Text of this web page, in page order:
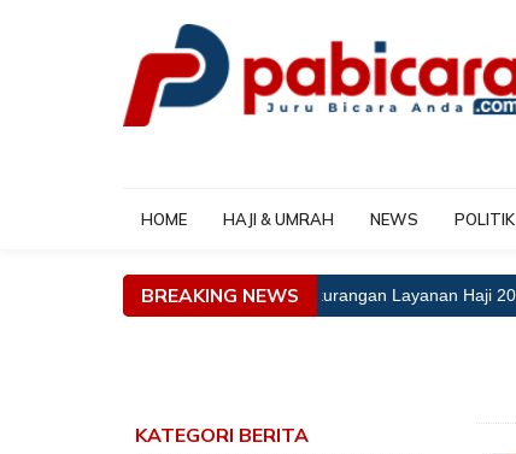
HOME HAJI & UMRAH NEWS POLITIK
BREAKING NEWS
Menhaj: Tak Ada Toleransi Kekurangan Layanan Haji 2026
KATEGORI BERITA